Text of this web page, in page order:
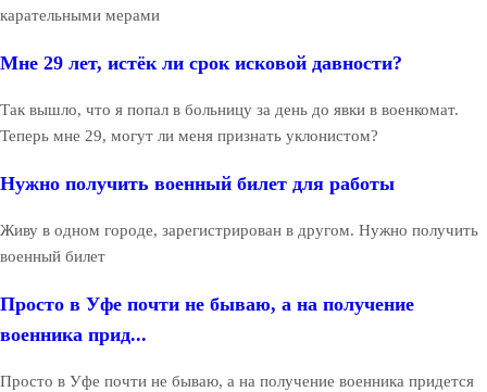
карательными мерами
Мне 29 лет, истёк ли срок исковой давности?
Так вышло, что я попал в больницу за день до явки в военкомат.
Теперь мне 29, могут ли меня признать уклонистом?
Нужно получить военный билет для работы
Живу в одном городе, зарегистрирован в другом. Нужно получить
военный билет
Просто в Уфе почти не бываю, а на получение
военника прид...
Просто в Уфе почти не бываю, а на получение военника придется